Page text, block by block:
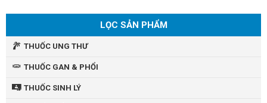
LỌC SẢN PHẨM
THUỐC UNG THƯ
THUỐC GAN & PHỔI
THUỐC SINH LÝ